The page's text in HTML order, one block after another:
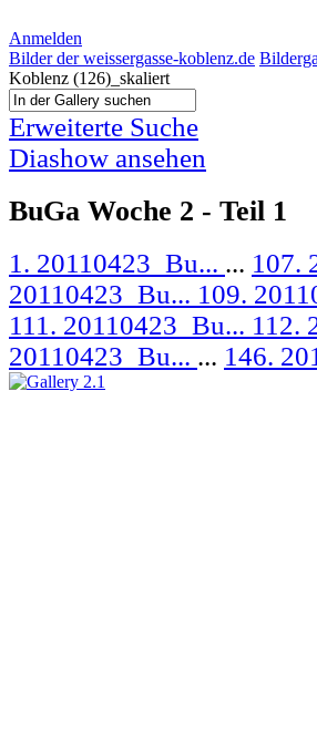
Anmelden
Bilder der weissergasse-koblenz.de
Koblenz (126)_skaliert
Erweiterte Suche
Diashow ansehen
BuGa Woche 2 - Teil 1
1. 20110423_Bu... ... 107.
20110423_Bu... 109.
111. 20110423_Bu... 112.
20110423_Bu... ... 146.